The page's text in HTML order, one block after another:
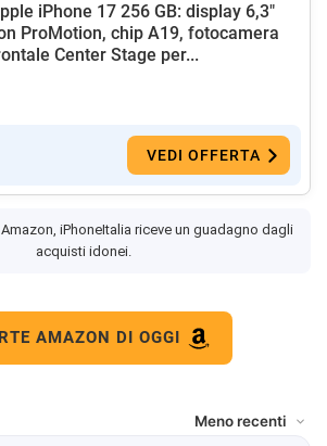
iPhone 17 256 GB: display 6,3"
ProMotion, chip A19, fotocamera
Center Stage per...
VEDI OFFERTA
iPhoneItalia riceve un guadagno dagli
acquisti idonei.
AMAZON DI OGGI